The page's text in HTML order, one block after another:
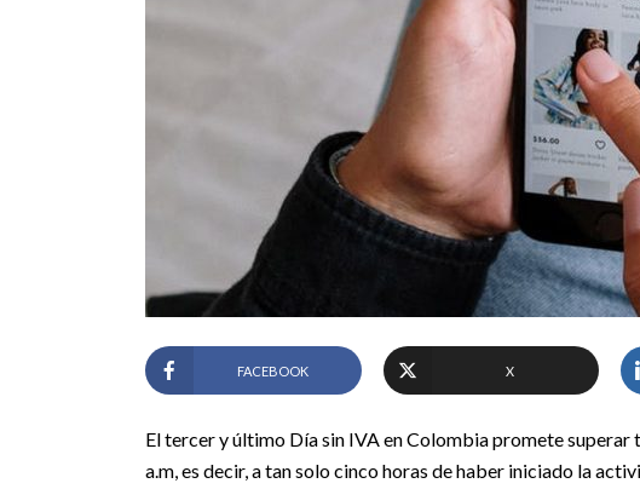
FACEBOOK X
El tercer y último Día sin IVA en Colombia promete
a.m, es decir, a tan solo cinco horas de haber iniciado la